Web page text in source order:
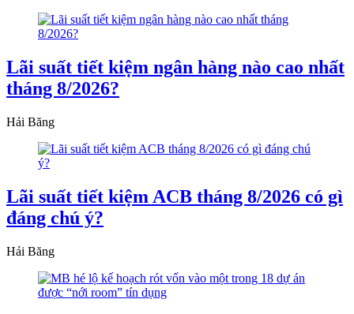
Lãi suất tiết kiệm ngân hàng nào cao nhất
tháng 8/2026?
Hải Băng
Lãi suất tiết kiệm ACB tháng 8/2026 có gì
đáng chú ý?
Hải Băng